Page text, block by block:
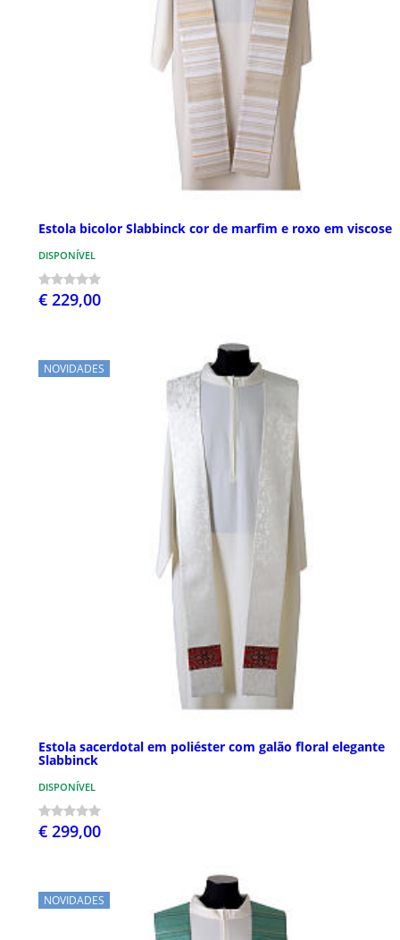
Estola bicolor Slabbinck cor de marfim e roxo em viscose
DISPONÍVEL
€ 229,00
NOVIDADES
Estola sacerdotal em poliéster com galão floral elegante
Slabbinck
DISPONÍVEL
€ 299,00
NOVIDADES